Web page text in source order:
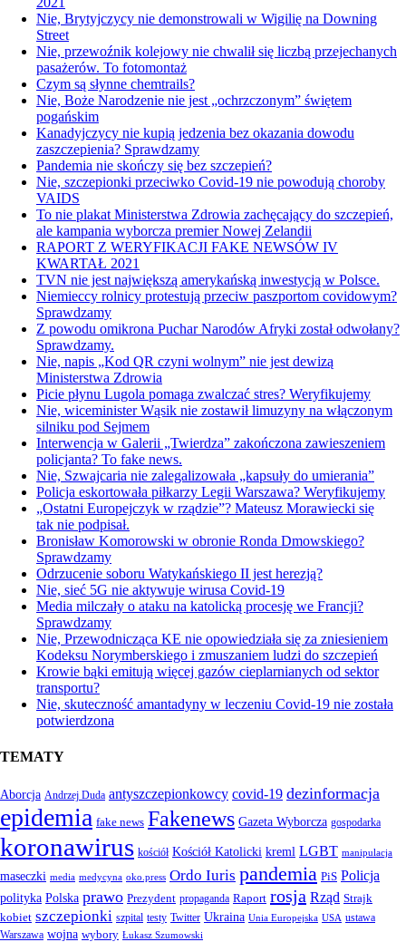
Nie, Brytyjczycy nie demonstrowali w Wigilię na Downing
Street
Nie, przewoźnik kolejowy nie chwalił się liczbą przejechanych
pasażerów. To fotomontaż
Czym są słynne chemtrails?
Nie, Boże Narodzenie nie jest „ochrzczonym” świętem
pogańskim
Kanadyjczycy nie kupią jedzenia bez okazania dowodu
zaszczepienia? Sprawdzamy
Pandemia nie skończy się bez szczepień?
Nie, szczepionki przeciwko Covid-19 nie powodują choroby
VAIDS
To nie plakat Ministerstwa Zdrowia zachęcający do szczepień,
ale kampania wyborcza premier Nowej Zelandii
RAPORT Z WERYFIKACJI FAKE NEWSÓW IV
KWARTAŁ 2021
TVN nie jest największą amerykańską inwestycją w Polsce.
Niemieccy rolnicy protestują przeciw paszportom covidowym?
Sprawdzamy
Z powodu omikrona Puchar Narodów Afryki został odwołany?
Sprawdzamy.
Nie, napis „Kod QR czyni wolnym” nie jest dewizą
Ministerstwa Zdrowia
Picie płynu Lugola pomaga zwalczać stres? Weryfikujemy
Nie, wiceminister Wąsik nie zostawił limuzyny na włączonym
silniku pod Sejmem
Interwencja w Galerii „Twierdza” zakończona zawieszeniem
policjanta? To fake news.
Nie, Szwajcaria nie zalegalizowała „kapsuły do umierania”
Policja eskortowała piłkarzy Legii Warszawa? Weryfikujemy
„Ostatni Europejczyk w rządzie”? Mateusz Morawiecki się
tak nie podpisał.
Bronisław Komorowski w obronie Ronda Dmowskiego?
Sprawdzamy
Odrzucenie soboru Watykańskiego II jest herezją?
Nie, sieć 5G nie aktywuje wirusa Covid-19
Media milczały o ataku na katolicką procesję we Francji?
Sprawdzamy
Nie, Przewodnicząca KE nie opowiedziała się za zniesieniem
Kodeksu Norymberskiego i zmuszaniem ludzi do szczepień
Krowie bąki emitują więcej gazów cieplarnianych od sektor
transportu?
Nie, skuteczność amantadyny w leczeniu Covid-19 nie została
potwierdzona
TEMATY
Aborcja Andrzej Duda antyszczepionkowcy covid-19 dezinformacja
epidemia fake news Fakenews Gazeta Wyborcza gospodarka
koronawirus kościół Kościół Katolicki kreml LGBT manipulacja
maseczki media medycyna oko.press Ordo Iuris pandemia PiS Policja
polityka Polska prawo Prezydent propaganda Raport rosja Rząd Strajk
kobiet szczepionki szpital testy Twitter Ukraina Unia Europejska USA ustawa
Warszawa wojna wybory Łukasz Szumowski